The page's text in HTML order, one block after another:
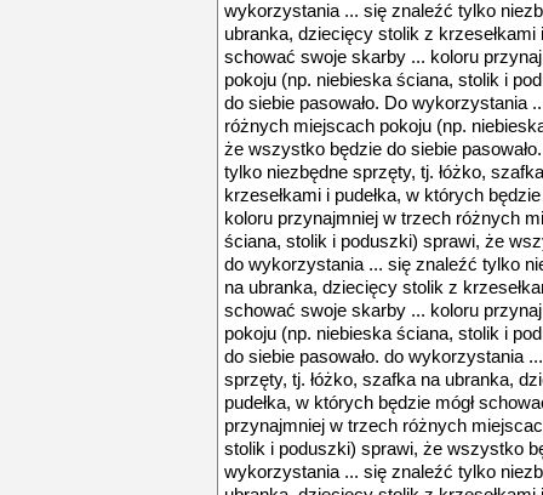
wykorzystania ... się znaleźć tylko
ubranka, dziecięcy stolik z krzesełkami
schować swoje skarby ... koloru
pokoju (np. niebieska ściana, stolik i
do siebie pasowało. Do wykorzystania
różnych miejscach pokoju (np.
że wszystko będzie do siebie
tylko niezbędne sprzęty, tj. łóżko,
krzesełkami i pudełka, w których
koloru przynajmniej w trzech różnych
ściana, stolik i poduszki) sprawi, że
do wykorzystania ... się znaleźć tylko
na ubranka, dziecięcy stolik z
schować swoje skarby ... koloru
pokoju (np. niebieska ściana, stolik i
do siebie pasowało. do wykorzystania
sprzęty, tj. łóżko, szafka na ubranka,
pudełka, w których będzie mógł
przynajmniej w trzech różnych
stolik i poduszki) sprawi, że wszystko
wykorzystania ... się znaleźć tylko